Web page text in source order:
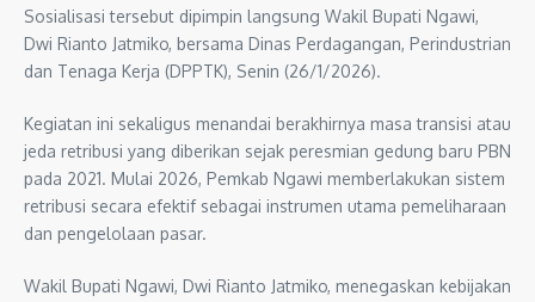
Sosialisasi tersebut dipimpin langsung Wakil Bupati Ngawi,
Dwi Rianto Jatmiko, bersama Dinas Perdagangan, Perindustrian
dan Tenaga Kerja (DPPTK), Senin (26/1/2026).
Kegiatan ini sekaligus menandai berakhirnya masa transisi atau
jeda retribusi yang diberikan sejak peresmian gedung baru PBN
pada 2021. Mulai 2026, Pemkab Ngawi memberlakukan sistem
retribusi secara efektif sebagai instrumen utama pemeliharaan
dan pengelolaan pasar.
Wakil Bupati Ngawi, Dwi Rianto Jatmiko, menegaskan kebijakan